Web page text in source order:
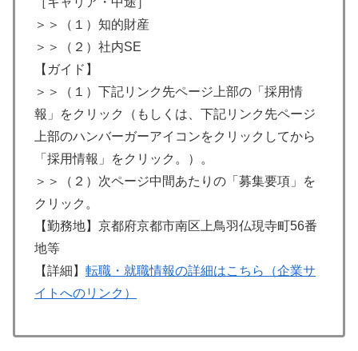
＞＞（１）知的財産
＞＞（２）社内SE
【ガイド】
＞＞（１）下記リンク先ページ上部の「採用情
報」をクリック（もしくは、下記リンク先ページ
上部のハンバーガーアイコンをクリックしてから
「採用情報」をクリック。）。
＞＞（２）次ページ中間あたりの「募集要項」を
クリック。
【勤務地】京都府京都市南区上鳥羽仏現寺町56番
地等
【詳細】 転職・就職情報の詳細はこちら（企業サ
イトへのリンク）